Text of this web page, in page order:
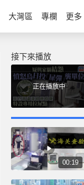
大灣區 專欄 更多
接下來播放
正在播放中
00:19